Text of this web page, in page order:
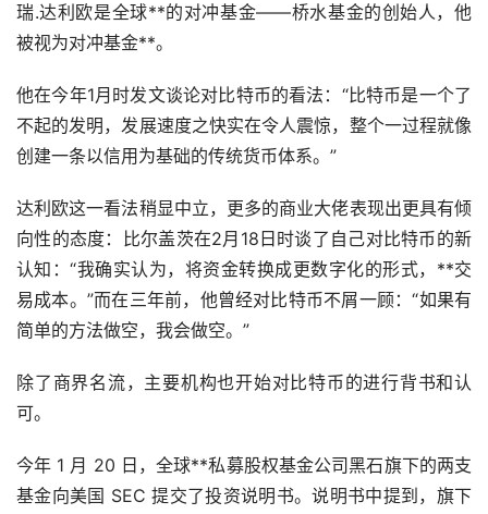
瑞.达利欧是全球**的对冲基金——桥水基金的创始人，他
被视为对冲基金**。
他在今年1月时发文谈论对比特币的看法：“比特币是一个了
不起的发明，发展速度之快实在令人震惊，整个一过程就像
创建一条以信用为基础的传统货币体系。”
达利欧这一看法稍显中立，更多的商业大佬表现出更具有倾
向性的态度：比尔盖茨在2月18日时谈了自己对比特币的新
认知：“我确实认为，将资金转换成更数字化的形式，**交
易成本。”而在三年前，他曾经对比特币不屑一顾：“如果有
简单的方法做空，我会做空。”
除了商界名流，主要机构也开始对比特币的进行背书和认
可。
今年 1 月 20 日，全球**私募股权基金公司黑石旗下的两支
基金向美国 SEC 提交了投资说明书。说明书中提到，旗下